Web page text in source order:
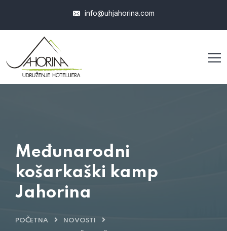
info@uhjahorina.com
Međunarodni
košarkaški kamp
Jahorina
POČETNA NOVOSTI